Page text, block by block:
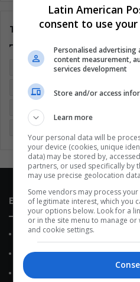
Tags
Argentina Brasil Cine
Coronavirus
Economía
Memes (ES)
Enlaces de interés
Sobre Nosotros
Contacto
Política de Privacidad
Latin American
consent to use
Personalised
content measurement,
services development
Store and/or access
Learn more
Your personal data will be
your device (cookies, unique
data) may be stored by,
partners, or used specifically by
may use precise geolocation
Some vendors may process
of legitimate interest, which you
your options below. Look for a
or in the site menu to manage
and cookie settings.